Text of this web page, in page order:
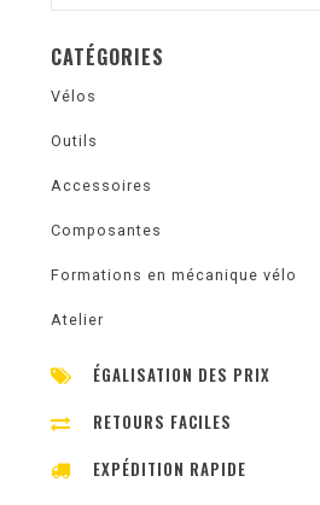
CATÉGORIES
Vélos
Outils
Accessoires
Composantes
Formations en mécanique vélo
Atelier
ÉGALISATION DES PRIX
RETOURS FACILES
EXPÉDITION RAPIDE